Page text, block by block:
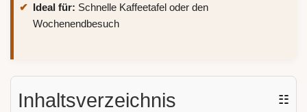
Ideal für: Schnelle Kaffeetafel oder den
Wochenendbesuch
Inhaltsverzeichnis ☷